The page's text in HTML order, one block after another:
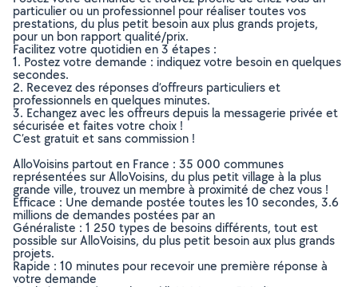
particulier ou un professionnel pour réaliser toutes vos
prestations, du plus petit besoin aux plus grands projets,
pour un bon rapport qualité/prix.
Facilitez votre quotidien en 3 étapes :
1. Postez votre demande : indiquez votre besoin en quelques
secondes.
2. Recevez des réponses d’offreurs particuliers et
professionnels en quelques minutes.
3. Echangez avec les offreurs depuis la messagerie privée et
sécurisée et faites votre choix !
C’est gratuit et sans commission !
AlloVoisins partout en France : 35 000 communes
représentées sur AlloVoisins, du plus petit village à la plus
grande ville, trouvez un membre à proximité de chez vous !
Efficace : Une demande postée toutes les 10 secondes, 3.6
millions de demandes postées par an
Généraliste : 1 250 types de besoins différents, tout est
possible sur AlloVoisins, du plus petit besoin aux plus grands
projets.
Rapide : 10 minutes pour recevoir une première réponse à
votre demande